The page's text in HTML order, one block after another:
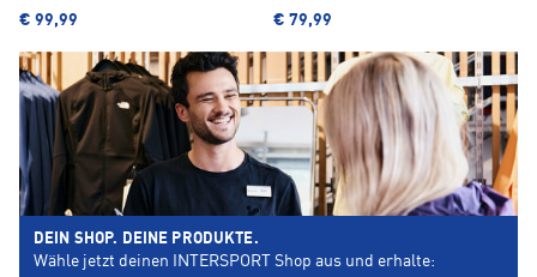
€ 99,99 € 79,99
DEIN SHOP. DEINE PRODUKTE.
Wähle jetzt deinen INTERSPORT Shop aus und erhalte: